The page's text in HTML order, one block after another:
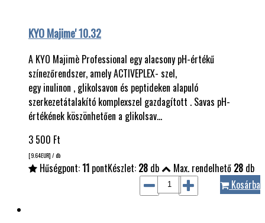
KYO Majime' 10.32
A KYO Majimè Professional egy alacsony pH-értékű
színezőrendszer, amely ACTIVEPLEX- szel,
egy inulinon , glikolsavon és peptideken alapuló
szerkezetátalakító komplexszel gazdagított . Savas pH-
értékének köszönhetően a glikolsav…
3 500 Ft
[9.64EUR] / db
Hűségpont:11 pontKészlet: 28 db Max. rendelhető 28 db
Kosárba